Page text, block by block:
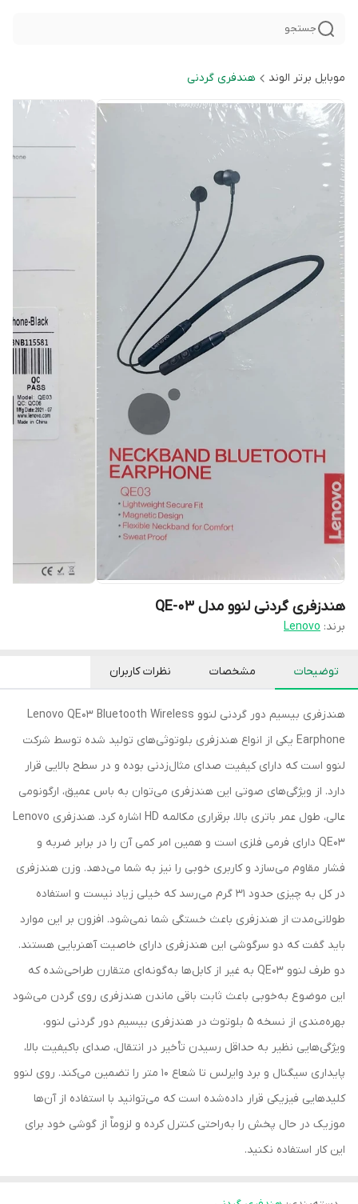
جستجو
موبایل برتر الوند هندفری گردنی
هندزفری گردنی لنوو مدل QE-03
برند: Lenovo
توضیحات مشخصات نظرات کاربران
هندزفری بیسیم دور گردنی لنوو Lenovo QE03 Bluetooth Wireless
Earphone یکی از انواع هندزفری بلوتوثی‌های تولید شده توسط شرکت
لنوو است که دارای کیفیت صدای مثال‌زدنی بوده و در سطح بالایی قرار
دارد. از ویژگی‌های صوتی این هندزفری می‌توان به باس عمیق، ارگونومی
عالی، طول عمر باتری بالا، برقراری مکالمه HD اشاره کرد. هندزفری Lenovo
QE03 دارای فرمی فلزی است و همین امر کمی آن را در برابر ضربه و
فشار مقاوم می‌سازد و کاربری خوبی را نیز به شما می‌دهد. وزن هندزفری
در کل به چیزی حدود 31 گرم می‌رسد که خیلی زیاد نیست و استفاده
طولانی‌مدت از هندزفری باعث خستگی شما نمی‌شود. افزون بر این موارد
باید گفت که دو سرگوشی این هندزفری دارای خاصیت آهنربایی هستند.
دو طرف لنوو QE03 به غیر از کابل‌ها به‌گونه‌ای متقارن طراحی‌شده که
این موضوع به‌خوبی باعث ثابت باقی ماندن هندزفری روی گردن می‌شود
بهره‌مندی از نسخه 5 بلوتوث در هندزفری بیسیم دور گردنی لنوو،
ویژگی‌هایی نظیر به حداقل رسیدن تأخیر در انتقال، صدای باکیفیت بالا،
پایداری سیگنال و برد وایرلس تا شعاع 10 متر را تضمین می‌کند. روی لنوو
کلیدهایی فیزیکی قرار داده‌شده است که می‌توانید با استفاده از آن‌ها
موزیک در حال پخش را به‌راحتی کنترل کرده و لزوماٌ از گوشی خود برای
این کار استفاده نکنید.